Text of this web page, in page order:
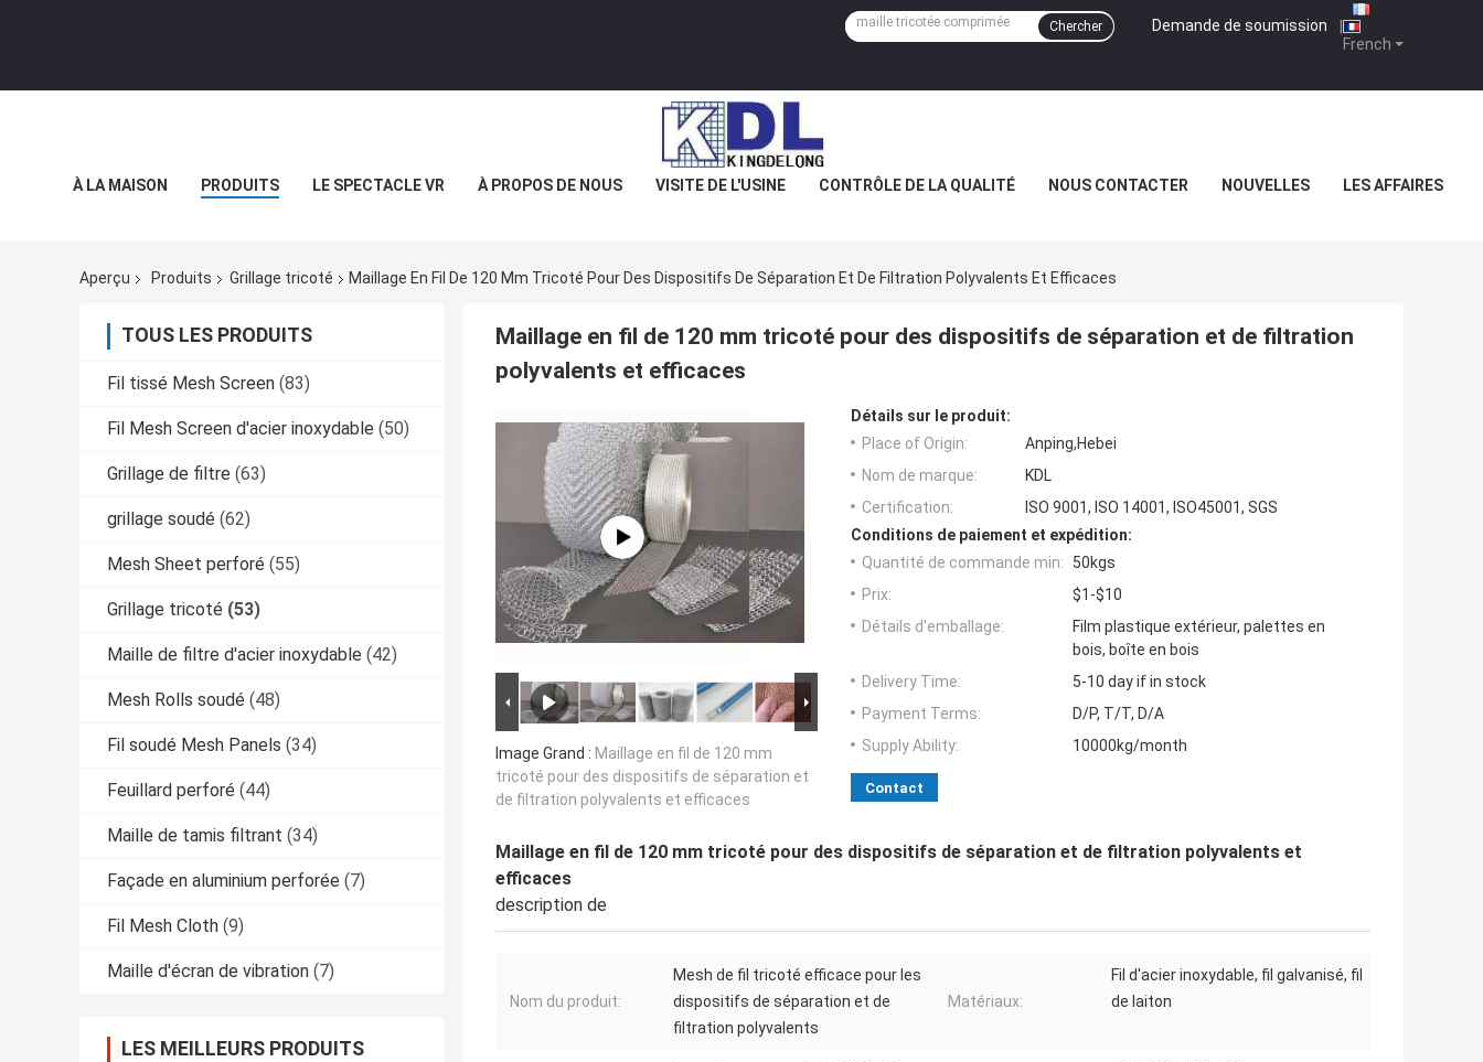
French
Demande de soumission |
Chercher
À LA MAISON PRODUITS LE SPECTACLE VR À PROPOS DE NOUS VISITE DE L'USINE CONTRÔLE DE LA QUALITÉ NOUS CONTACTER NOUVELLES LES AFFAIRES
Aperçu Produits Grillage tricoté Maillage En Fil De 120 Mm Tricoté Pour Des Dispositifs De Séparation Et De Filtration Polyvalents Et Efficaces
TOUS LES PRODUITS
Fil tissé Mesh Screen (83)
Fil Mesh Screen d'acier inoxydable (50)
Grillage de filtre (63)
grillage soudé (62)
Mesh Sheet perforé (55)
Grillage tricoté (53)
Maille de filtre d'acier inoxydable (42)
Mesh Rolls soudé (48)
Fil soudé Mesh Panels (34)
Feuillard perforé (44)
Maille de tamis filtrant (34)
Façade en aluminium perforée (7)
Fil Mesh Cloth (9)
Maille d'écran de vibration (7)
LES MEILLEURS PRODUITS
Maillage en fil de 120 mm tricoté pour des dispositifs de séparation et de filtration
polyvalents et efficaces
Image Grand : Maillage en fil de 120 mm
tricoté pour des dispositifs de séparation et
de filtration polyvalents et efficaces
Détails sur le produit:
Place of Origin:
Anping,Hebei
Nom de marque:
KDL
Certification:
ISO 9001, ISO 14001, ISO45001, SGS
Conditions de paiement et expédition:
Quantité de commande min:
50kgs
Prix:
$1-$10
Détails d'emballage:
Film plastique extérieur, palettes en
bois, boîte en bois
Delivery Time:
5-10 day if in stock
Payment Terms:
D/P, T/T, D/A
Supply Ability:
10000kg/month
Contact
Maillage en fil de 120 mm tricoté pour des dispositifs de séparation et de filtration polyvalents et
efficaces
description de
Nom du produit:
Mesh de fil tricoté efficace pour les
dispositifs de séparation et de
filtration polyvalents
Matériaux:
Fil d'acier inoxydable, fil galvanisé, fil
de laiton